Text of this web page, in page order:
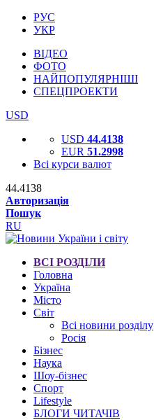
РУС
УКР
ВІДЕО
ФОТО
НАЙПОПУЛЯРНІШІ
СПЕЦПРОЕКТИ
USD
USD 44.4138
EUR 51.2998
Всі курси валют
44.4138
Авторизація
Пошук
RU
ВСІ РОЗДІЛИ
Головна
Україна
Місто
Світ
Всі новини розділу
Росія
Бізнес
Наука
Шоу-бізнес
Спорт
Lifestyle
БЛОГИ ЧИТАЧІВ